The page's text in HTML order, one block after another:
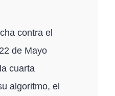
contra el
de Mayo
cuarta
algoritmo, el